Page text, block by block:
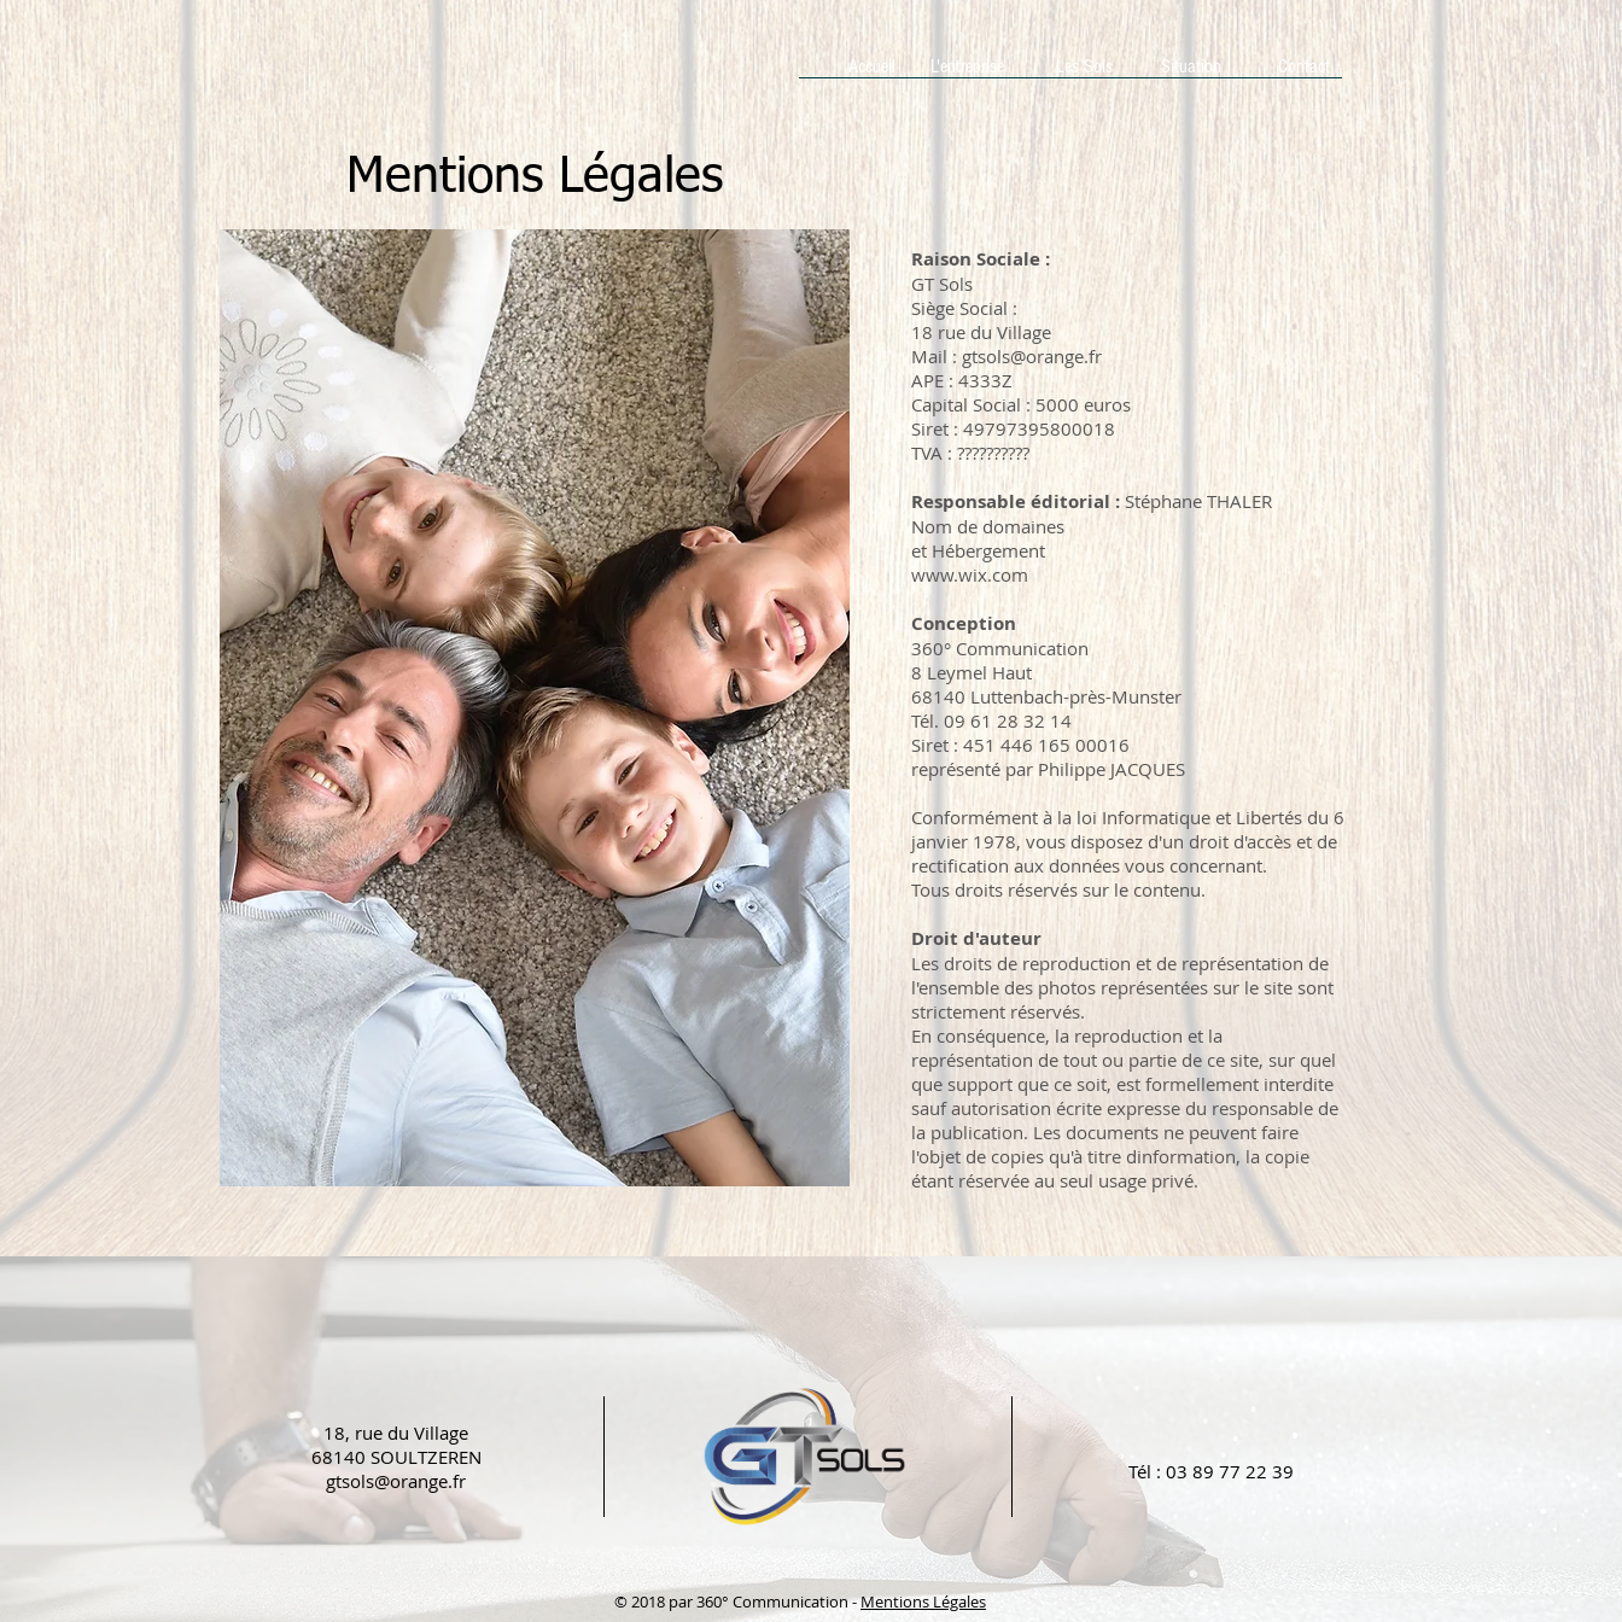
Accueil L'entreprise Les Sols Situation Contact
Raison Sociale :
GT Sols
Siège Social :
18 rue du Village
Mail : gtsols@orange.fr
APE : 4333Z
Capital Social : 5000 euros
Siret : 49797395800018
TVA : ??????????
Responsable éditorial : Stéphane THALER
Nom de domaines
et Hébergement
www.wix.com
Conception
360° Communication
8 Leymel Haut
68140 Luttenbach-près-Munster
Tél. 09 61 28 32 14
Siret : 451 446 165 00016
représenté par Philippe JACQUES
Conformément à la loi Informatique et Libertés du 6
janvier 1978, vous disposez d'un droit d'accès et de
rectification aux données vous concernant.
Tous droits réservés sur le contenu.
Droit d'auteur
Les droits de reproduction et de représentation de
l'ensemble des photos représentées sur le site sont
strictement réservés.
En conséquence, la reproduction et la
représentation de tout ou partie de ce site, sur quel
que support que ce soit, est formellement interdite
sauf autorisation écrite expresse du responsable de
la publication. Les documents ne peuvent faire
l'objet de copies qu'à titre dinformation, la copie
étant réservée au seul usage privé.
Mentions Légales
18, rue du Village
68140 SOULTZEREN
gtsols@orange.fr
Tél : 03 89 77 22 39
© 2018 par 360° Communication -Mentions Légales